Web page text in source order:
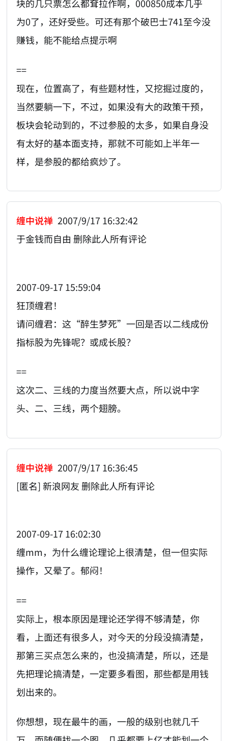
块的几只票怎么都耷拉作啊，000850成本几乎
为0了，还好受些。可还有那个破巴士741至今没
赚钱，能不能给点提示啊
==
现在，位置高了，有些题材性，又挖掘过度的，
当然要躺一下，不过，如果没有大的政策干预，
板块会轮动到的，不过参股的太多，如果自身没
有太好的基本面支持，那就不可能如上半年一
样，是参股的都给疯炒了。
缠中说禅 2007/9/17 16:32:42
于金钱而自由 删除此人所有评论
2007-09-17 15:59:04
狂顶缠君！
请问缠君：这“醉生梦死”一回是否以二线成份
指标股为先锋呢？或成长股？
==
这次二、三线的力度当然要大点，所以说中字
头、二、三线，两个翅膀。
缠中说禅 2007/9/17 16:36:45
[匿名] 新浪网友 删除此人所有评论
2007-09-17 16:02:30
缠mm，为什么缠论理论上很清楚，但一但实际
操作，又晕了。郁闷！
==
实际上，根本原因是理论还学得不够清楚，你
看，上面还有很多人，对今天的分段没搞清楚，
那第三买点怎么来的，也没搞清楚，所以，还是
先把理论搞清楚，一定要多看图，那些都是用钱
划出来的。
你想想，现在最牛的画，一般的级别也就几千